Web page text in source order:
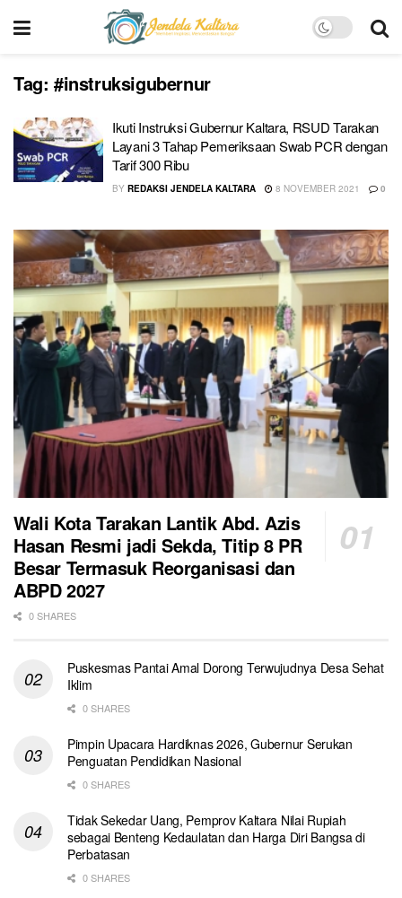
Tag: #instruksigubernur
Ikuti Instruksi Gubernur Kaltara, RSUD Tarakan
Layani 3 Tahap Pemeriksaan Swab PCR dengan
Tarif 300 Ribu
BY REDAKSI JENDELA KALTARA 8 NOVEMBER 2021 0
Wali Kota Tarakan Lantik Abd. Azis
Hasan Resmi jadi Sekda, Titip 8 PR
Besar Termasuk Reorganisasi dan
ABPD 2027
0 SHARES
Puskesmas Pantai Amal Dorong Terwujudnya Desa Sehat
Iklim
0 SHARES
Pimpin Upacara Hardiknas 2026, Gubernur Serukan
Penguatan Pendidikan Nasional
0 SHARES
Tidak Sekedar Uang, Pemprov Kaltara Nilai Rupiah
sebagai Benteng Kedaulatan dan Harga Diri Bangsa di
Perbatasan
0 SHARES